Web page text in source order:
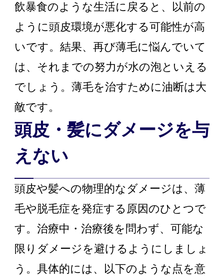
飲暴食のような生活に戻ると、以前の
ように頭皮環境が悪化する可能性が高
いです。結果、再び薄毛に悩んでいて
は、それまでの努力が水の泡といえる
でしょう。薄毛を治すために油断は大
敵です。
頭皮・髪にダメージを与
えない
頭皮や髪への物理的なダメージは、薄
毛や脱毛症を発症する原因のひとつで
す。治療中・治療後を問わず、可能な
限りダメージを避けるようにしましょ
う。具体的には、以下のような点を意